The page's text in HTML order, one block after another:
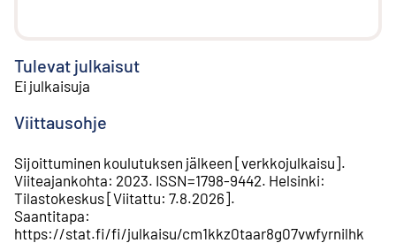
Tulevat julkaisut
Ei julkaisuja
Viittausohje
Sijoittuminen koulutuksen jälkeen [verkkojulkaisu].
Viiteajankohta: 2023. ISSN=1798-9442. Helsinki:
Tilastokeskus[Viitattu: 7.8.2026].
Saantitapa:
https://stat.fi/fi/julkaisu/cm1kkz0taar8g07vwfyrnilhk